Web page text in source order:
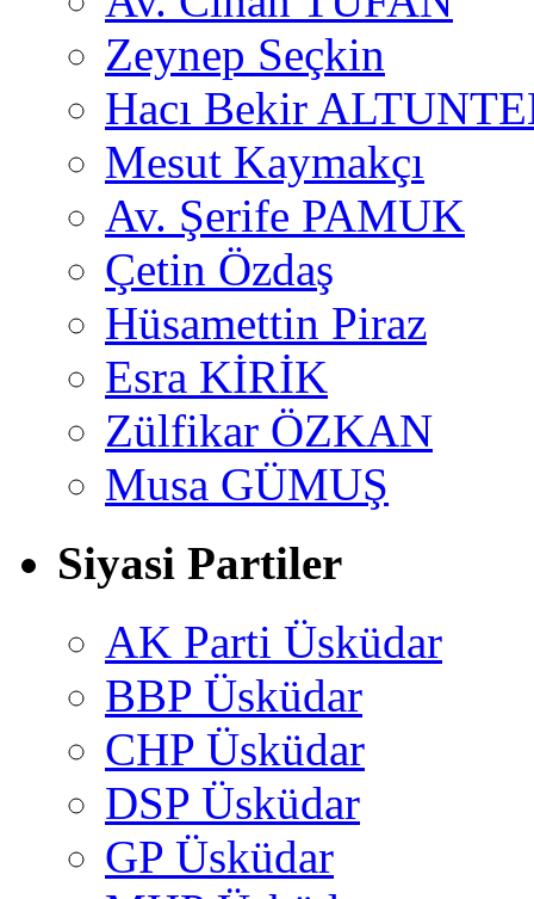
Zeynep Seçkin
Hacı Bekir
Mesut Kaymakçı
Av. Şerife PAMUK
Çetin Özdaş
Hüsamettin Piraz
Esra KİRİK
Zülfikar ÖZKAN
Musa GÜMUŞ
Siyasi Partiler
AK Parti Üsküdar
BBP Üsküdar
CHP Üsküdar
DSP Üsküdar
GP Üsküdar